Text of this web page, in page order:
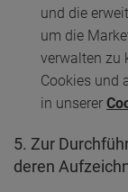
und die
um die
verwalten zu
Cookies und
in unserer
5. Zur
deren